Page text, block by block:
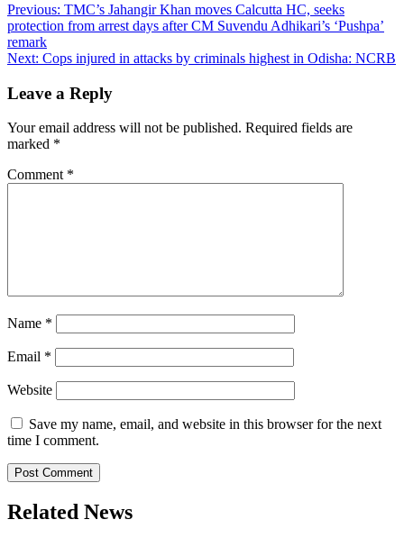
Post
navigation
Previous: TMC’s Jahangir Khan moves Calcutta HC, seeks
protection from arrest days after CM Suvendu Adhikari’s ‘Pushpa’
remark
Next: Cops injured in attacks by criminals highest in Odisha: NCRB
Leave a Reply
Your email address will not be published. Required fields are
marked *
Comment *
Name *
Email *
Website
Save my name, email, and website in this browser for the next
time I comment.
Related News